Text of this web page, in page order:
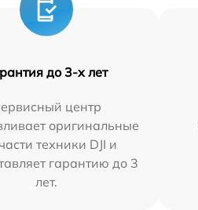
до 3-х лет
центр
оригинальные
техники DJI и
гарантию до 3
лет.